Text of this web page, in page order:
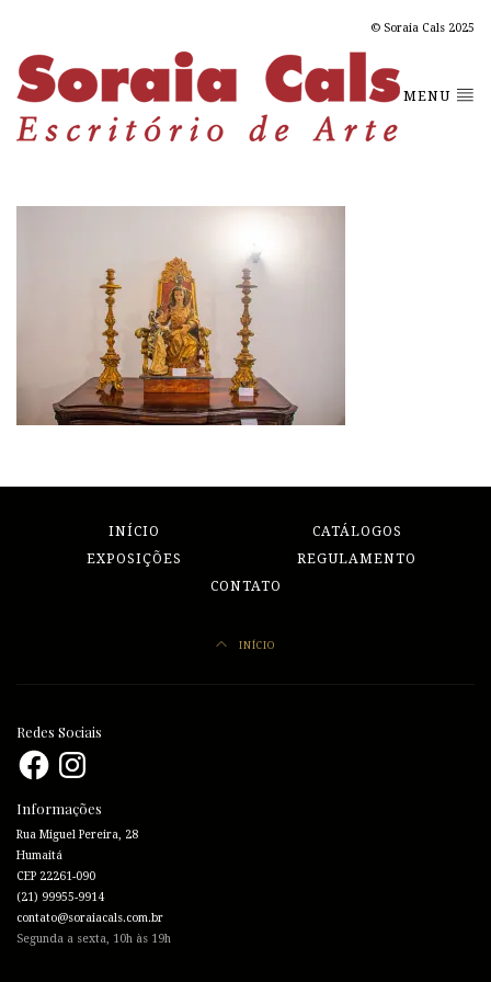
© Soraia Cals 2025
MENU
INÍCIO
CATÁLOGOS
EXPOSIÇÕES
REGULAMENTO
CONTATO
INÍCIO
Redes Sociais
FacebookInstagram
Informações
Rua Miguel Pereira, 28
Humaitá
CEP 22261-090
(21) 99955-9914
contato@soraiacals.com.br
Segunda a sexta, 10h às 19h